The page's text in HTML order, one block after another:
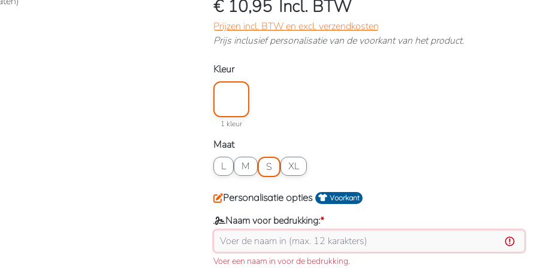
€ 10,95 Incl. BTW
Prijzen incl. BTW en excl. verzendkosten
Prijs inclusief personalisatie van de voorkant van het product.
Selecteer
Kleur
Kleuroptie: 1 kleur
1 kleur
Selecteer
Maat
L
Maatoptie: L
M
Maatoptie: M
S
Maatoptie: S
XL
Maatoptie: XL
Personalisatie opties Voorkant
Naam voor bedrukking:*
Voer een naam in voor de bedrukking.